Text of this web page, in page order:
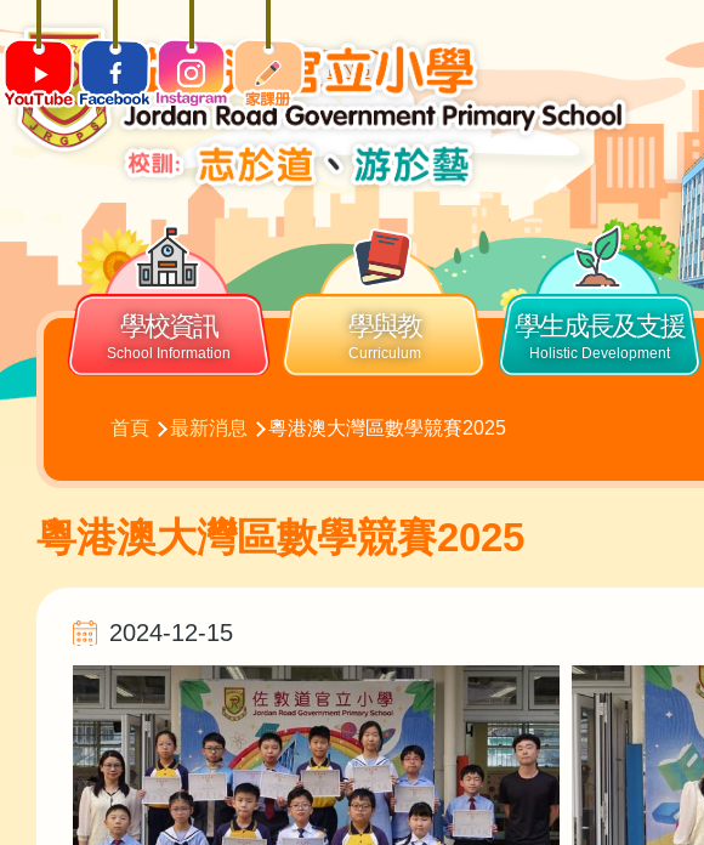
ENG
Main
navigation
學校資訊 學與教 學生成長及支援
航
連
結
首頁 最新消息 粵港澳大灣區數學競賽2025
粵港澳大灣區數學競賽2025
2024-12-15